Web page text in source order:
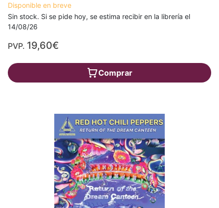
Disponible en breve
Sin stock. Si se pide hoy, se estima recibir en la librería el
14/08/26
PVP. 19,60€
Comprar